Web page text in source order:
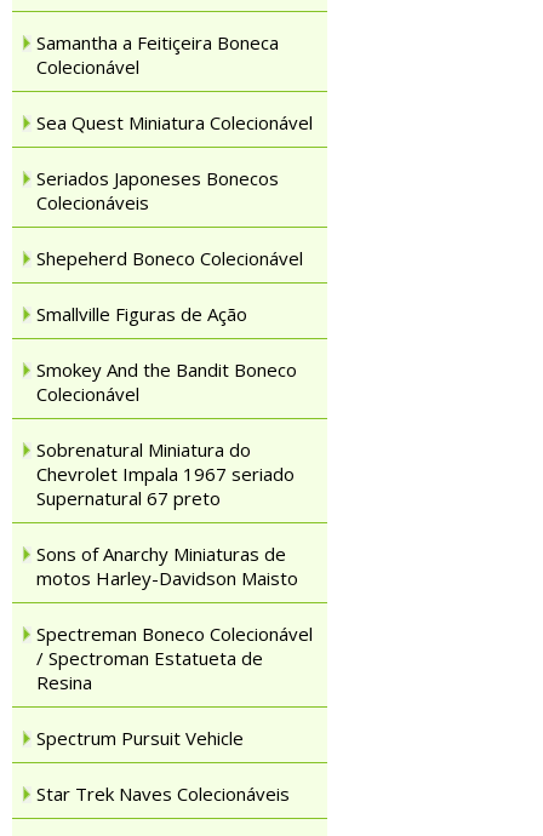
Samantha a Feitiçeira Boneca
Colecionável
Sea Quest Miniatura Colecionável
Seriados Japoneses Bonecos
Colecionáveis
Shepeherd Boneco Colecionável
Smallville Figuras de Ação
Smokey And the Bandit Boneco
Colecionável
Sobrenatural Miniatura do
Chevrolet Impala 1967 seriado
Supernatural 67 preto
Sons of Anarchy Miniaturas de
motos Harley-Davidson Maisto
Spectreman Boneco Colecionável
/ Spectroman Estatueta de
Resina
Spectrum Pursuit Vehicle
Star Trek Naves Colecionáveis